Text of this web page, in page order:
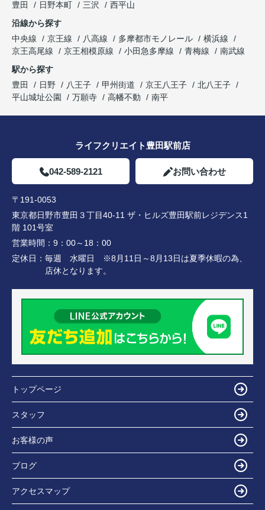
豊田
日野本町 三沢
西平山
沿線から探す
中央線
京王線 八高線 多摩都市モノレール
横浜線
京王高尾線
京王相模原線 小田急多摩線 青梅線
南武線
駅から探す
豊田
日野 八王子 甲州街道 京王八王子
北八王子
平山城址公園
万願寺 高幡不動 南平
ライフクリエイト豊田駅前店
042-589-2121 お問い合わせ
〒191-0053
東京都日野市豊田３丁目40-11 ザ・ヒルズ豊田駅前レジデンス1
階 101号室
営業時間： 9：00～18：00
定休日： 毎週 水曜日 ※8月11日～8月13日は夏季休暇の為、
店休となります。
トップページ
スタッフ
お客様の声
ブログ
アクセスマップ